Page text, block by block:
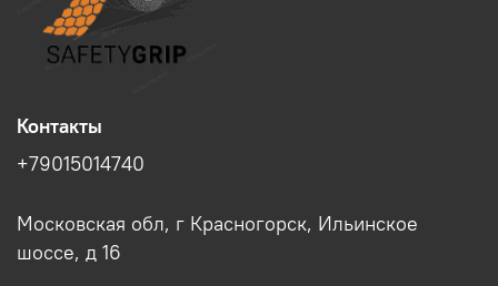
Контакты
+79015014740
Московская обл, г Красногорск, Ильинское
шоссе, д 16